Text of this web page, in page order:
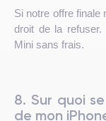
Si notre offre finale
droit de la
Mini sans frais.
8. Sur quoi
de mon